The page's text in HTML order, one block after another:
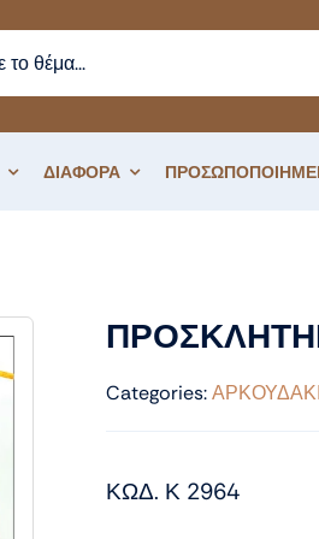
ΔΙΑΦΟΡΑ
Categories:
ΚΩΔ. Κ 2964